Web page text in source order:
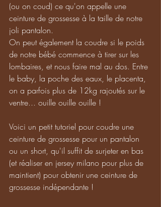
(ou on coud) ce qu'on appelle une
ceinture de grossesse à la taille de notre
joli pantalon.
On peut également la coudre si le poids
de notre bébé commence à tirer sur les
lombaires, et nous faire mal au dos. Entre
le baby, la poche des eaux, le placenta,
on a parfois plus de 12kg rajoutés sur le
ventre... ouille ouille ouille !
Voici un petit tutoriel pour coudre une
ceinture de grossesse pour un pantalon
ou un short, qu'il suffit de surjeter en bas
(et réaliser en jersey milano pour plus de
maintient) pour obtenir une ceinture de
grossesse indépendante !